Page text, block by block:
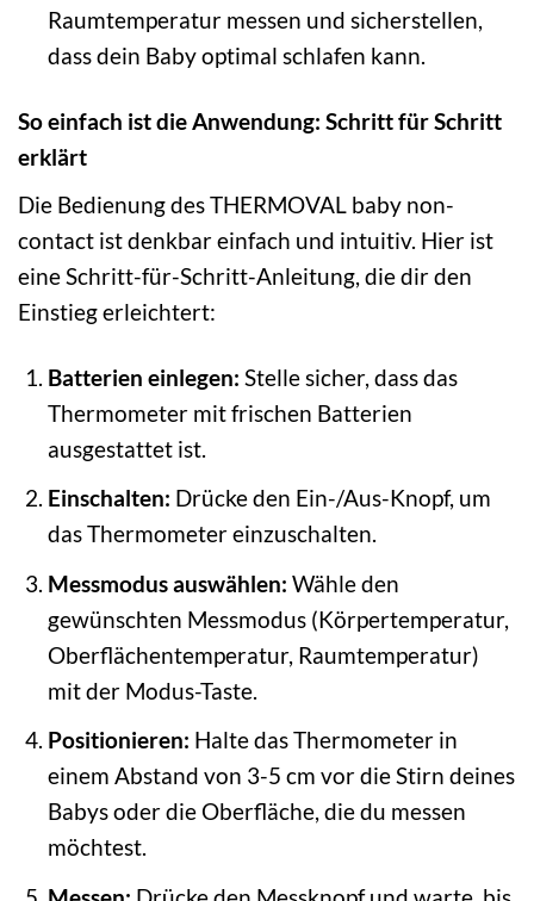
Raumtemperatur messen und sicherstellen,
dass dein Baby optimal schlafen kann.
So einfach ist die Anwendung: Schritt für Schritt
erklärt
Die Bedienung des THERMOVAL baby non-
contact ist denkbar einfach und intuitiv. Hier ist
eine Schritt-für-Schritt-Anleitung, die dir den
Einstieg erleichtert:
Batterien einlegen: Stelle sicher, dass das
Thermometer mit frischen Batterien
ausgestattet ist.
Einschalten: Drücke den Ein-/Aus-Knopf, um
das Thermometer einzuschalten.
Messmodus auswählen: Wähle den
gewünschten Messmodus (Körpertemperatur,
Oberflächentemperatur, Raumtemperatur)
mit der Modus-Taste.
Positionieren: Halte das Thermometer in
einem Abstand von 3-5 cm vor die Stirn deines
Babys oder die Oberfläche, die du messen
möchtest.